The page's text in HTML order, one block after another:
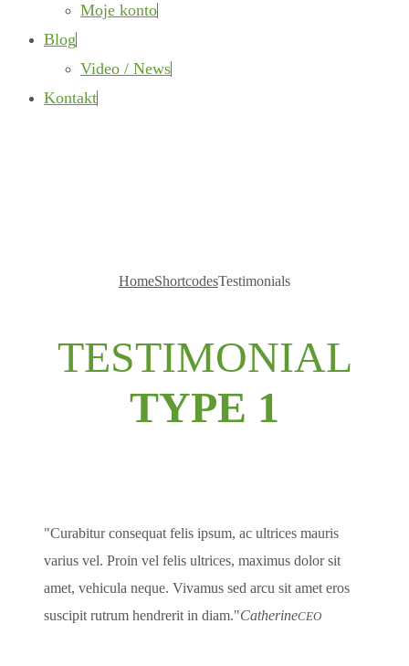
Moje konto
Blog
Video / News
Kontakt
HomeShortcodesTestimonials
TESTIMONIAL
TYPE 1
Curabitur consequat felis ipsum, ac ultrices mauris
varius vel. Proin vel felis ultrices, maximus dolor sit
amet, vehicula neque. Vivamus sed arcu sit amet eros
suscipit rutrum hendrerit in diam. CatherineCEO